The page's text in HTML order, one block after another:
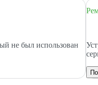
не был использован